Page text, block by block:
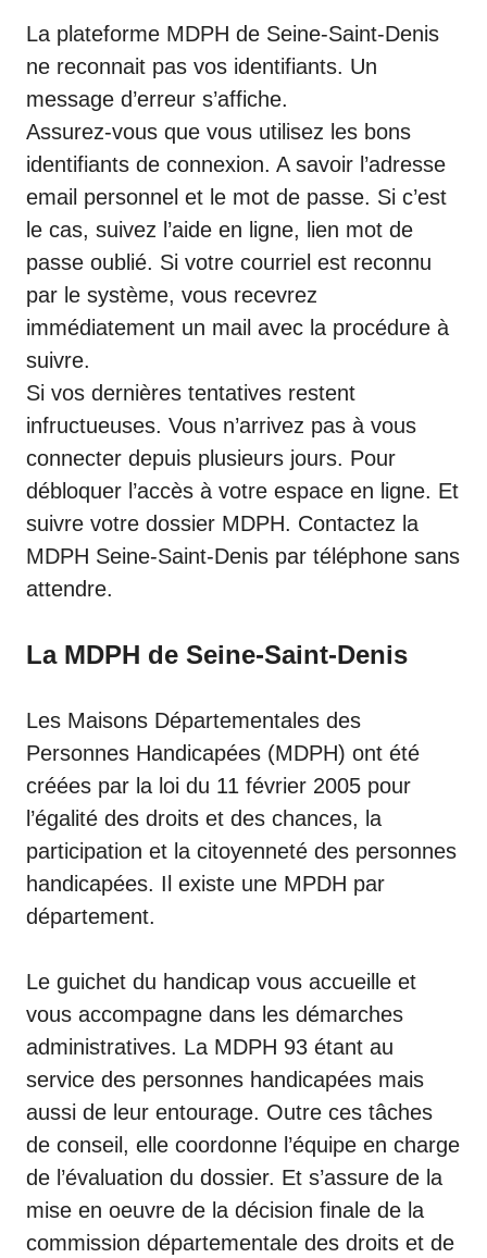
La plateforme MDPH de Seine-Saint-Denis
ne reconnait pas vos identifiants. Un
message d’erreur s’affiche.
Assurez-vous que vous utilisez les bons
identifiants de connexion. A savoir l’adresse
email personnel et le mot de passe. Si c’est
le cas, suivez l’aide en ligne, lien mot de
passe oublié. Si votre courriel est reconnu
par le système, vous recevrez
immédiatement un mail avec la procédure à
suivre.
Si vos dernières tentatives restent
infructueuses. Vous n’arrivez pas à vous
connecter depuis plusieurs jours. Pour
débloquer l’accès à votre espace en ligne. Et
suivre votre dossier MDPH. Contactez la
MDPH Seine-Saint-Denis par téléphone sans
attendre.
La MDPH de Seine-Saint-Denis
Les Maisons Départementales des
Personnes Handicapées (MDPH) ont été
créées par la loi du 11 février 2005 pour
l’égalité des droits et des chances, la
participation et la citoyenneté des personnes
handicapées. Il existe une MPDH par
département.
Le guichet du handicap vous accueille et
vous accompagne dans les démarches
administratives. La MDPH 93 étant au
service des personnes handicapées mais
aussi de leur entourage. Outre ces tâches
de conseil, elle coordonne l’équipe en charge
de l’évaluation du dossier. Et s’assure de la
mise en oeuvre de la décision finale de la
commission départementale des droits et de